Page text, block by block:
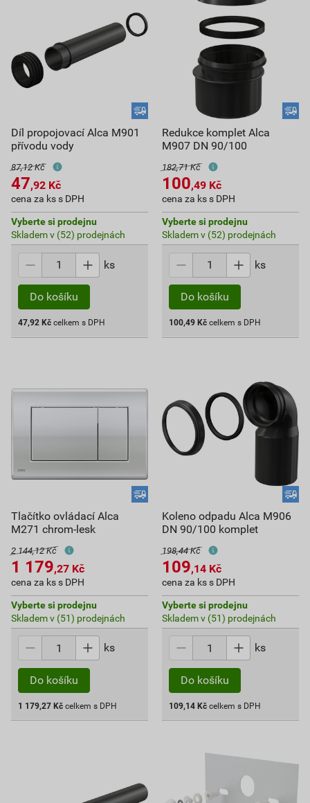
Díl propojovací Alca M901
přívodu vody
87,12 Kč
47,92 Kč
cena za ks s DPH
Vyberte si prodejnu
Skladem v (52) prodejnách
ks
Do košíku
47,92 Kč celkem s DPH
Redukce komplet Alca
M907 DN 90/100
182,71 Kč
100,49 Kč
cena za ks s DPH
Vyberte si prodejnu
Skladem v (52) prodejnách
ks
Do košíku
100,49 Kč celkem s DPH
Tlačítko ovládací Alca
M271 chrom-lesk
2 144,12 Kč
1 179,27 Kč
cena za ks s DPH
Vyberte si prodejnu
Skladem v (51) prodejnách
ks
Do košíku
1 179,27 Kč celkem s DPH
Koleno odpadu Alca M906
DN 90/100 komplet
198,44 Kč
109,14 Kč
cena za ks s DPH
Vyberte si prodejnu
Skladem v (51) prodejnách
ks
Do košíku
109,14 Kč celkem s DPH